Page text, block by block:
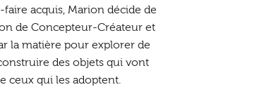
faire acquis, Marion décide de
de Concepteur-Créateur et
la matière pour explorer de
des objets qui vont
ceux qui les adoptent.